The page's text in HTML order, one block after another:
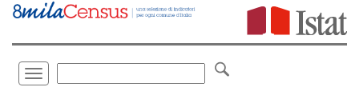
Vai
direttamente
Toggle
navigation